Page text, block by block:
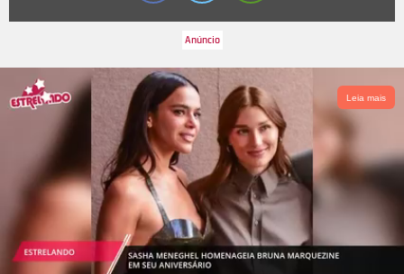
imensa de acompanhar as aventuras desses dois irmãos
vividos por Drake Bell, que faz aniversário nesta terça-feira,
dia 27, e Josh Peck. Além disso, não tem como lembrar das
coisas que Megan aprontava e de cenas engraçadíssimas da
Helen, não é mesmo? Veja por onde anda o elenco do seriado,
que foi sucesso nos anos 2000!
Leia mais